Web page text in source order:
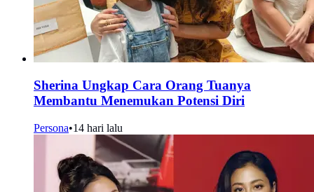
Sherina Ungkap Cara Orang Tuanya
Membantu Menemukan Potensi Diri
Persona•14 hari lalu